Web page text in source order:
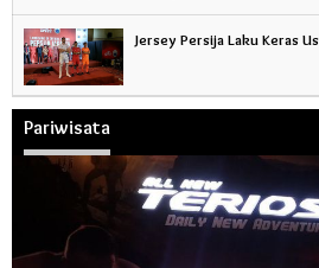
Jersey Persija Laku Keras
Pariwisata